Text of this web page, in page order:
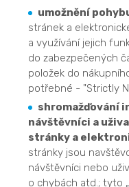
umožnění
stránek a
a využívání jejich
do zabezpečených
položek do
potřebné - "Strictly
shromažďování
návštěvníci a
stránky a
stránky jsou
návštěvníci nebo
o chybách atd.; tyto